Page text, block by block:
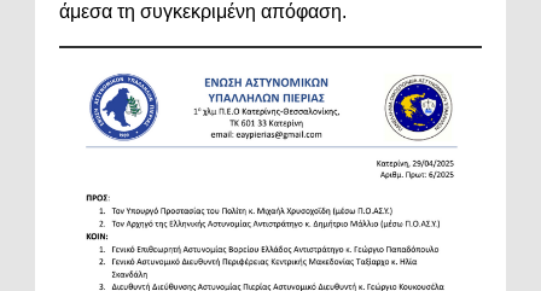
άμεσα τη συγκεκριμένη απόφαση.